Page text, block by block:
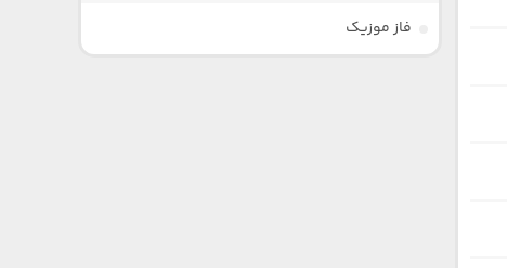
فاز موزیک